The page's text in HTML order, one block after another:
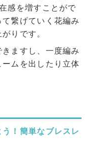
感を増すことがで
繋げていく花編み
りです。
ますし、一度編み
ムを出したり立体
！簡単なブレスレ